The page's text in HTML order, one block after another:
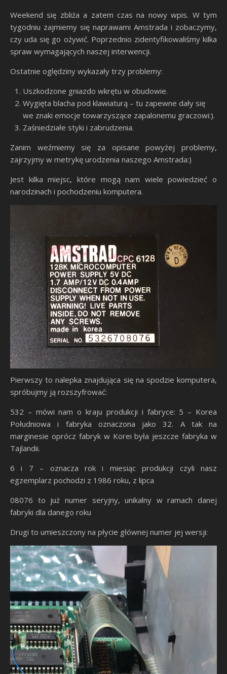
Weekend się zbliża a zatem czas na nowy wpis. W tym
tygodniu zajmiemy się naprawami Amstrada i zobaczymy,
czy uda się go ożywić. Poprzednio zidentyfikowaliśmy kilka
spraw wymagających naszej interwencji.
Ostatnie oględziny wykazały trzy problemy:
Uszkodzone gniazdo wkrętu w obudowie.
Wygięta blacha pod klawiaturą – tu zapewne dały się
we znaki emocje towarzyszące zapalonemu graczowi:).
Zaśniedziałe styki i zabrudzenia.
Zanim weźmiemy się za opisane powyżej problemy,
zajrzyjmy w metrykę urodzenia naszego Amstrada:)
Jest kilka miejsc, które mogą nam wiele powiedzieć o
narodzinach i pochodzeniu komputera.
Pierwszy to nalepka znajdująca się na spodzie komputera,
spróbujmy ją rozszyfrować:
532 – mówi nam o kraju produkcji i fabryce: 5 – Korea
Południowa i fabryka oznaczona jako 32. A tak na
marginesie oprócz fabryk w Korei była jeszcze fabryka w
Tajlandii.
6 i 7 – oznacza rok i miesiąc produkcji czyli nasz
egzemplarz pochodzi z 1986 roku, z lipca
08076 to już numer seryjny, unikalny w ramach danej
fabryki dla danego roku
Drugi to umieszczony na płycie głównej numer jej wersji: